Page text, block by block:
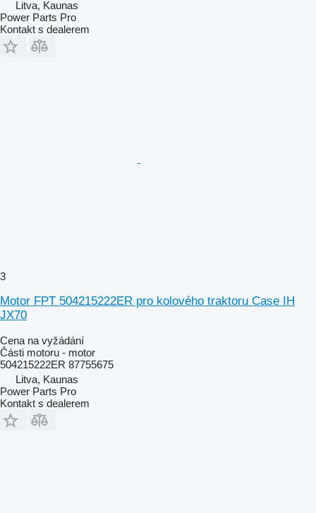
Litva, Kaunas
Power Parts Pro
Kontakt s dealerem
3
Motor FPT 504215222ER pro kolového traktoru Case IH
JX70
Cena na vyžádání
Části motoru - motor
504215222ER 87755675
Litva, Kaunas
Power Parts Pro
Kontakt s dealerem